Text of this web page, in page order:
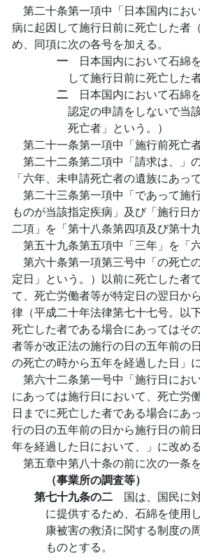
第二十条第一項中「日本国内にお
病に起因して施行日前に死亡した者
め、同項に次の各号を加える。
一 日本国内において石綿
して施行日前に死亡した
二 日本国内において石綿
認定の申請をしないで当
死亡者」という。）
第二十一条第一項中「施行前死亡
第二十二条第二項中「請求は、」
「六年、未申請死亡者の遺族にあっ
第二十三条第一項中「であって施
ものが当該指定疾病」及び「施行日
二項」を「第十八条第四項及び第十
第五十九条第五項中「三年」を「
第六十条第一項第三号中「の死亡
定日」という。）以前に死亡した者
て、死亡労働者等が特定日の翌日か
律（平成二十年法律第七十七号。以
死亡した者である場合にあってはそ
者等が改正法の施行の日の五年前の
の死亡の時から五年を経過した日」に
第六十二条第一号中「施行日にお
にあっては施行日において、死亡労
日までに死亡した者である場合にあ
行の日の五年前の日から施行日の前
年を経過した日において、」に改める
第五章中第八十条の前に次の一条を
（事業所の調査等）
第七十九条の二 国は、国民に
に提供するため、石綿を使用
康被害の救済に関する制度の
ものとする。